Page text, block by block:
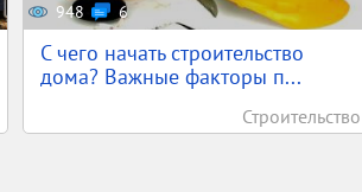
948 6
С чего начать строительство
дома? Важные факторы п...
Строительство